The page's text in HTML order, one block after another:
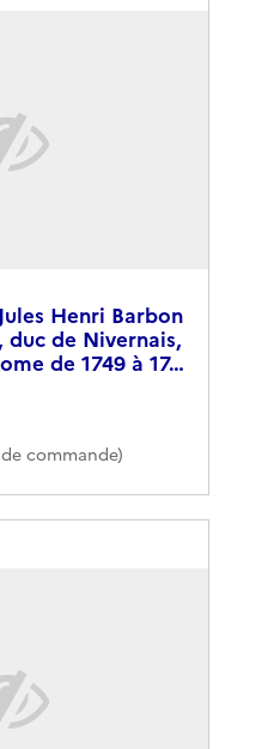
Henri Barbon
duc de Nivernais,
de 1749 à 17…
commande)